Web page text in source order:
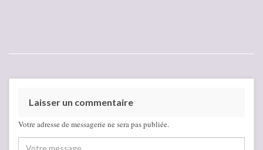
Laisser un commentaire
Votre adresse de messagerie ne sera pas publiée.